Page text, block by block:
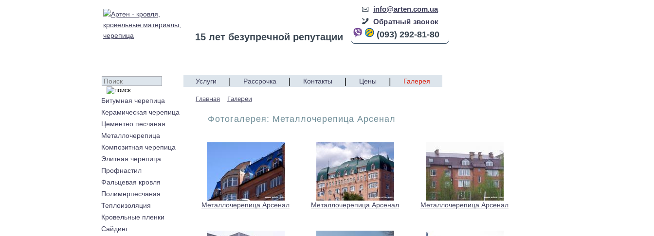
15 лет безупречной репутации
info@arten.com.ua
Обратный звонок
(093) 292-81-80
Битумная черепица
Керамическая черепица
Цементно песчаная
Металлочерепица
Композитная черепица
Элитная черепица
Профнастил
Фальцевая кровля
Полимерпесчаная
Теплоизоляция
Кровельные пленки
Cайдинг
Услуги Рассрочка Контакты Цены Галерея
Главная Галереи
Фотогалерея: Металлочерепица Арсенал
Металлочерепица Арсенал Металлочерепица Арсенал Металлочерепица Арсенал